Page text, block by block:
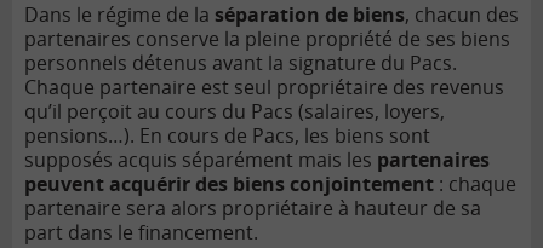
Dans le régime de la séparation de biens, chacun des
partenaires conserve la pleine propriété de ses biens
personnels détenus avant la signature du Pacs.
Chaque partenaire est seul propriétaire des revenus
qu’il perçoit au cours du Pacs (salaires, loyers,
pensions…). En cours de Pacs, les biens sont
supposés acquis séparément mais les partenaires
peuvent acquérir des biens conjointement : chaque
partenaire sera alors propriétaire à hauteur de sa
part dans le financement.